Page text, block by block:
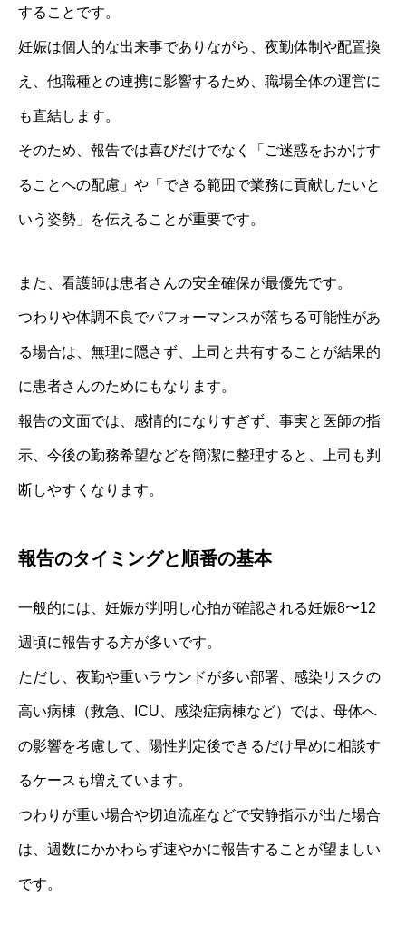
することです。
妊娠は個人的な出来事でありながら、夜勤体制や配置換
え、他職種との連携に影響するため、職場全体の運営に
も直結します。
そのため、報告では喜びだけでなく「ご迷惑をおかけす
ることへの配慮」や「できる範囲で業務に貢献したいと
いう姿勢」を伝えることが重要です。
また、看護師は患者さんの安全確保が最優先です。
つわりや体調不良でパフォーマンスが落ちる可能性があ
る場合は、無理に隠さず、上司と共有することが結果的
に患者さんのためにもなります。
報告の文面では、感情的になりすぎず、事実と医師の指
示、今後の勤務希望などを簡潔に整理すると、上司も判
断しやすくなります。
報告のタイミングと順番の基本
一般的には、妊娠が判明し心拍が確認される妊娠8〜12
週頃に報告する方が多いです。
ただし、夜勤や重いラウンドが多い部署、感染リスクの
高い病棟（救急、ICU、感染症病棟など）では、母体へ
の影響を考慮して、陽性判定後できるだけ早めに相談す
るケースも増えています。
つわりが重い場合や切迫流産などで安静指示が出た場合
は、週数にかかわらず速やかに報告することが望ましい
です。